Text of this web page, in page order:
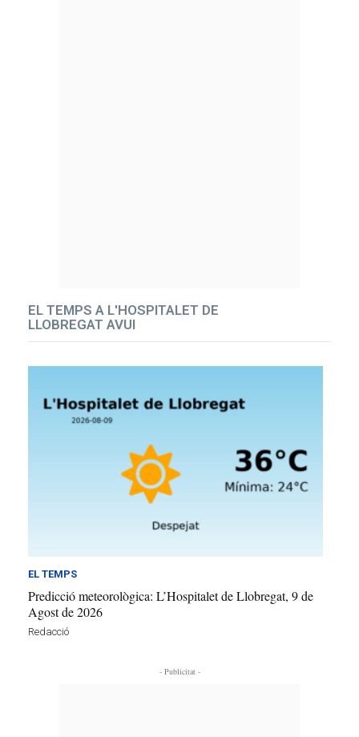
EL TEMPS A L'HOSPITALET DE
LLOBREGAT AVUI
EL TEMPS
Predicció meteorològica: L’Hospitalet de Llobregat, 9 de
Agost de 2026
Redacció
- Publicitat -